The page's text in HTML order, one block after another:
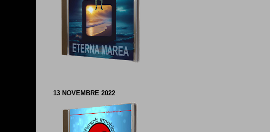
13 NOVEMBRE 2022